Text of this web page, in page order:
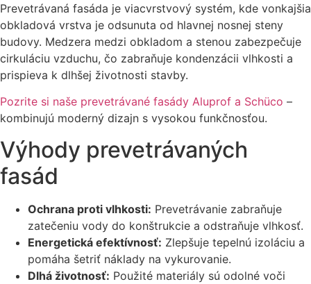
Prevetrávaná fasáda je viacvrstvový systém, kde vonkajšia
obkladová vrstva je odsunuta od hlavnej nosnej steny
budovy. Medzera medzi obkladom a stenou zabezpečuje
cirkuláciu vzduchu, čo zabraňuje kondenzácii vlhkosti a
prispieva k dlhšej životnosti stavby.
Pozrite si naše prevetrávané fasády Aluprof a Schüco –
kombinujú moderný dizajn s vysokou funkčnosťou.
Výhody prevetrávaných
fasád
Ochrana proti vlhkosti: Prevetrávanie zabraňuje
zatečeniu vody do konštrukcie a odstraňuje vlhkosť.
Energetická efektívnosť: Zlepšuje tepelnú izoláciu a
pomáha šetriť náklady na vykurovanie.
Dlhá životnosť: Použité materiály sú odolné voči